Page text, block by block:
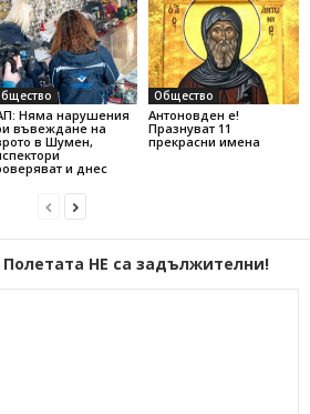
Няма нарушения
въвеждане на
в Шумен,
и днес
Общество
Антоновден е!
Празнуват 11
прекрасни имена
НЕ са задължителни!